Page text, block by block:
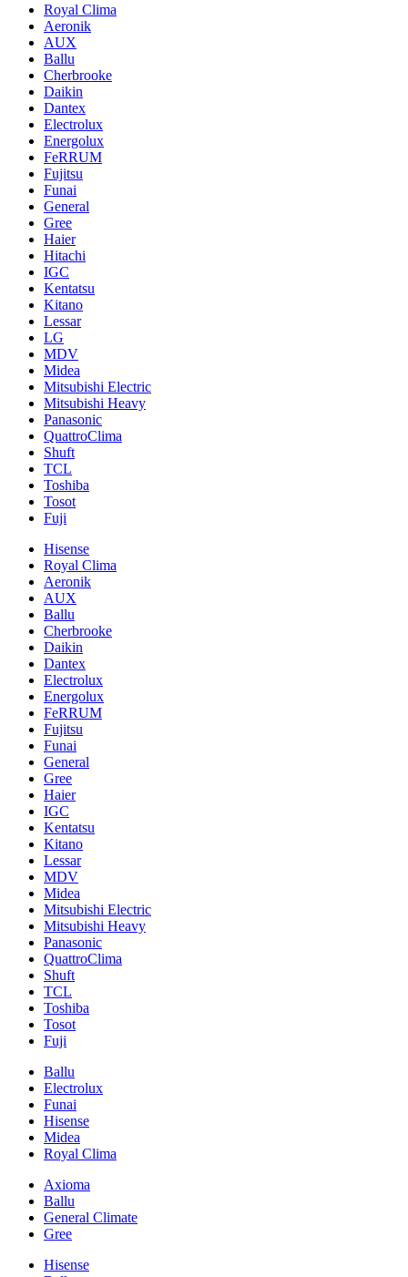
Royal Clima
Aeronik
AUX
Ballu
Cherbrooke
Daikin
Dantex
Electrolux
Energolux
FeRRUM
Fujitsu
Funai
General
Gree
Haier
Hitachi
IGC
Kentatsu
Kitano
Lessar
LG
MDV
Midea
Mitsubishi Electric
Mitsubishi Heavy
Panasonic
QuattroClima
Shuft
TCL
Toshiba
Tosot
Fuji
Hisense
Royal Clima
Aeronik
AUX
Ballu
Cherbrooke
Daikin
Dantex
Electrolux
Energolux
FeRRUM
Fujitsu
Funai
General
Gree
Haier
IGC
Kentatsu
Kitano
Lessar
MDV
Midea
Mitsubishi Electric
Mitsubishi Heavy
Panasonic
QuattroClima
Shuft
TCL
Toshiba
Tosot
Fuji
Ballu
Electrolux
Funai
Hisense
Midea
Royal Clima
Axioma
Ballu
General Climate
Gree
Hisense